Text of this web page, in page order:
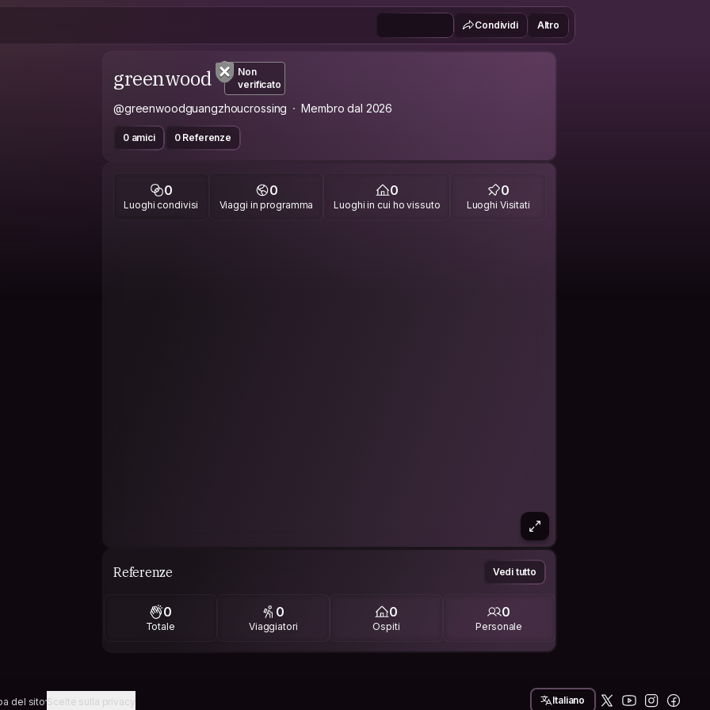
Condividi Altro
greenwood
Non
verificato
@greenwoodguangzhoucrossing Membro dal 2026
0 amici 0 Referenze
0
Luoghi condivisi
0
Viaggi in programma
0
Luoghi in cui ho vissuto
0
Luoghi Visitati
Referenze Vedi tutto
0
Totale
0
Viaggiatori
0
Ospiti
0
Personale
del sitoScelte sulla privacy Italiano